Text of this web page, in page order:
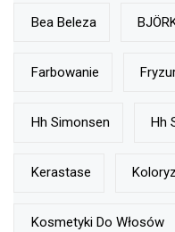
Bea Beleza
Farbowanie
Hh Simonsen Hh
Kerastase
Kosmetyki Do Włosów